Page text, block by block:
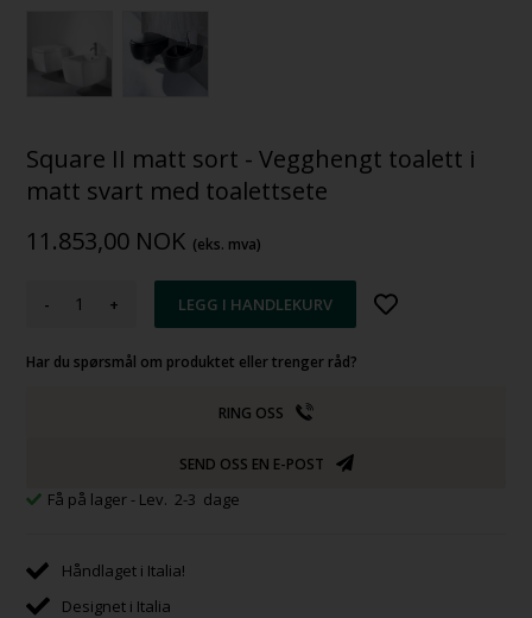
Square II matt sort - Vegghengt toalett i
matt svart med toalettsete
11.853,00 NOK (eks. mva)
- +
Har du spørsmål om produktet eller trenger råd?
RING OSS
SEND OSS EN E-POST
Få på lager - Lev. 2-3 dage
Håndlaget i Italia!
Designet i Italia